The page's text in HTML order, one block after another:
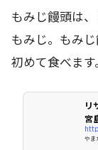
もみじ饅頭は
もみじ。もみ
初めて食べます。
リ
宮
やま